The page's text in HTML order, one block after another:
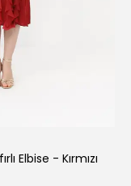
Elbise - Kırmızı